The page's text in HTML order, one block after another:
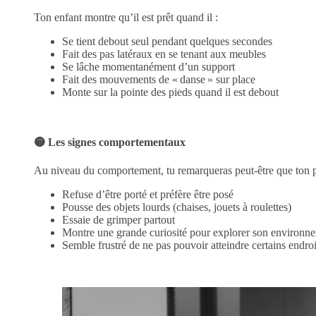
Ton enfant montre qu’il est prêt quand il :
Se tient debout seul pendant quelques secondes
Fait des pas latéraux en se tenant aux meubles
Se lâche momentanément d’un support
Fait des mouvements de « danse » sur place
Monte sur la pointe des pieds quand il est debout
🟡 Les signes comportementaux
Au niveau du comportement, tu remarqueras peut-être que ton
Refuse d’être porté et préfère être posé
Pousse des objets lourds (chaises, jouets à roulettes)
Essaie de grimper partout
Montre une grande curiosité pour explorer son
Semble frustré de ne pas pouvoir atteindre certains